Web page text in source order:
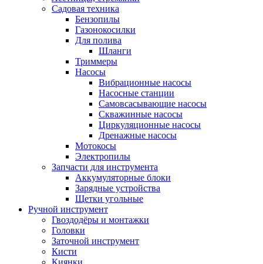
Садовая техника
Бензопилы
Газонокосилки
Для полива
Шланги
Триммеры
Насосы
Вибрационные насосы
Насосные станции
Самовсасывающие насосы
Скважинные насосы
Циркуляционные насосы
Дренажные насосы
Мотокосы
Электропилы
Запчасти для инструмента
Аккумуляторные блоки
Зарядные устройства
Щетки угольные
Ручной инструмент
Гвоздодёры и монтажки
Головки
Заточной инструмент
Кисти
Киянки